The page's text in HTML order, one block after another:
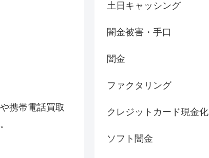
携帯電話買取
土日キャッシング
闇金被害・手口
闇金
ファクタリング
クレジットカード現金化
ソフト闇金